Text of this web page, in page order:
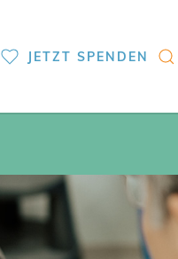
JETZT SPENDEN